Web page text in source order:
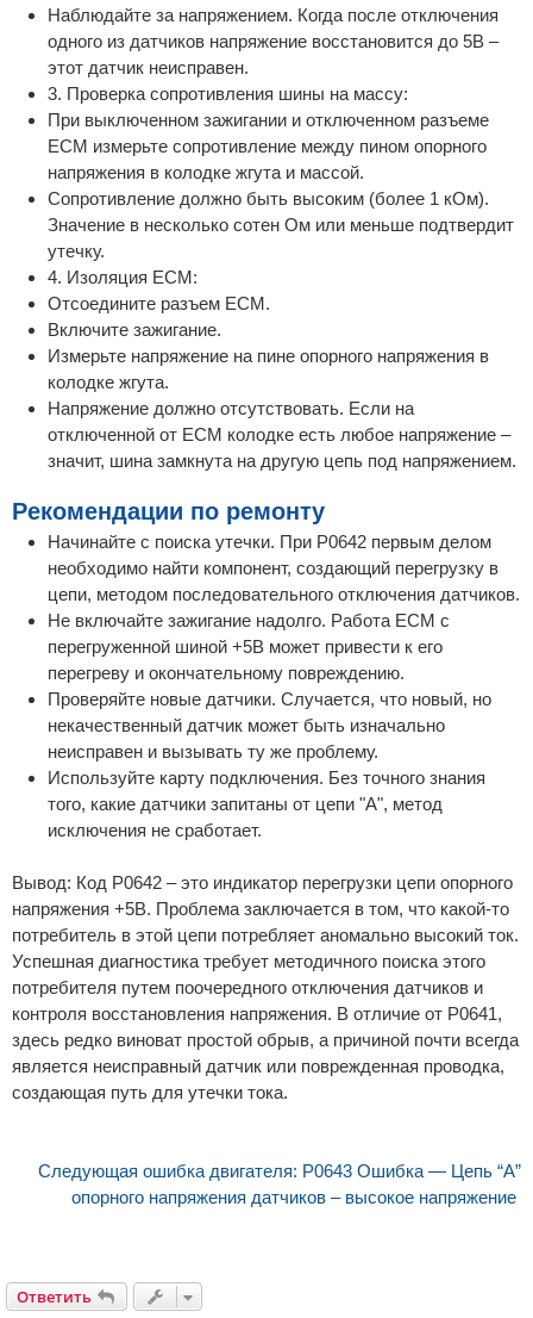
Наблюдайте за напряжением. Когда после отключения
одного из датчиков напряжение восстановится до 5В –
этот датчик неисправен.
3. Проверка сопротивления шины на массу:
При выключенном зажигании и отключенном разъеме
ECM измерьте сопротивление между пином опорного
напряжения в колодке жгута и массой.
Сопротивление должно быть высоким (более 1 кОм).
Значение в несколько сотен Ом или меньше подтвердит
утечку.
4. Изоляция ECM:
Отсоедините разъем ECM.
Включите зажигание.
Измерьте напряжение на пине опорного напряжения в
колодке жгута.
Напряжение должно отсутствовать. Если на
отключенной от ECM колодке есть любое напряжение –
значит, шина замкнута на другую цепь под напряжением.
Рекомендации по ремонту
Начинайте с поиска утечки. При P0642 первым делом
необходимо найти компонент, создающий перегрузку в
цепи, методом последовательного отключения датчиков.
Не включайте зажигание надолго. Работа ECM с
перегруженной шиной +5В может привести к его
перегреву и окончательному повреждению.
Проверяйте новые датчики. Случается, что новый, но
некачественный датчик может быть изначально
неисправен и вызывать ту же проблему.
Используйте карту подключения. Без точного знания
того, какие датчики запитаны от цепи "А", метод
исключения не сработает.
Вывод: Код P0642 – это индикатор перегрузки цепи опорного
напряжения +5В. Проблема заключается в том, что какой-то
потребитель в этой цепи потребляет аномально высокий ток.
Успешная диагностика требует методичного поиска этого
потребителя путем поочередного отключения датчиков и
контроля восстановления напряжения. В отличие от P0641,
здесь редко виноват простой обрыв, а причиной почти всегда
является неисправный датчик или поврежденная проводка,
создающая путь для утечки тока.
Следующая ошибка двигателя: P0643 Ошибка — Цепь “А”
опорного напряжения датчиков – высокое напряжение
Ответить